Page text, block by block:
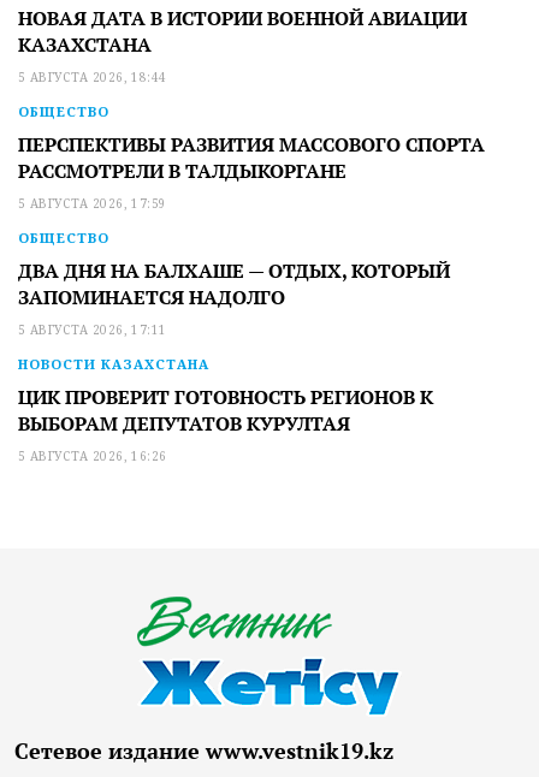
НОВАЯ ДАТА В ИСТОРИИ ВОЕННОЙ АВИАЦИИ
КАЗАХСТАНА
5 АВГУСТА 2026, 18:44
ОБЩЕСТВО
ПЕРСПЕКТИВЫ РАЗВИТИЯ МАССОВОГО СПОРТА
РАССМОТРЕЛИ В ТАЛДЫКОРГАНЕ
5 АВГУСТА 2026, 17:59
ОБЩЕСТВО
ДВА ДНЯ НА БАЛХАШЕ — ОТДЫХ, КОТОРЫЙ
ЗАПОМИНАЕТСЯ НАДОЛГО
5 АВГУСТА 2026, 17:11
НОВОСТИ КАЗАХСТАНА
ЦИК ПРОВЕРИТ ГОТОВНОСТЬ РЕГИОНОВ К
ВЫБОРАМ ДЕПУТАТОВ КУРУЛТАЯ
5 АВГУСТА 2026, 16:26
Сетевое издание www.vestnik19.kz